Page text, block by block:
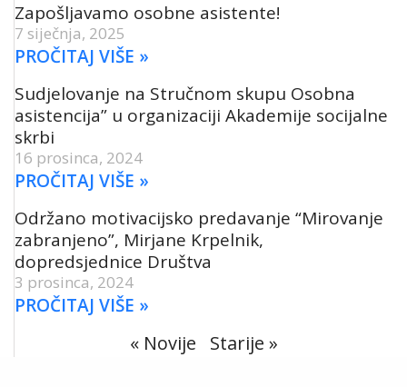
Zapošljavamo osobne asistente!
7 siječnja, 2025
PROČITAJ VIŠE »
Sudjelovanje na Stručnom skupu Osobna
asistencija” u organizaciji Akademije socijalne
skrbi
16 prosinca, 2024
PROČITAJ VIŠE »
Održano motivacijsko predavanje “Mirovanje
zabranjeno”, Mirjane Krpelnik,
dopredsjednice Društva
3 prosinca, 2024
PROČITAJ VIŠE »
« Novije Starije »